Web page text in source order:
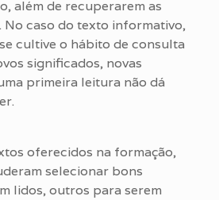
além de recuperarem as
No caso do texto informativo,
cultive o hábito de consulta
significados, novas
primeira leitura não dá
oferecidos na formação,
selecionar bons
lidos, outros para serem